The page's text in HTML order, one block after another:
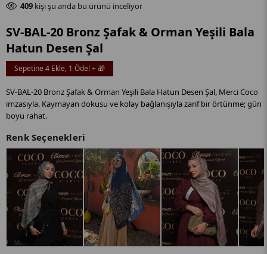
409 kişi şu anda bu ürünü inceliyor
SV-BAL-20 Bronz Şafak & Orman Yeşili Bala
Hatun Desen Şal
Sepetine 4 Ekle, 1 Öde! + 🎁
SV-BAL-20 Bronz Şafak & Orman Yeşili Bala Hatun Desen Şal, Merci Coco
imzasıyla. Kaymayan dokusu ve kolay bağlanışıyla zarif bir örtünme; gün
boyu rahat.
Renk Seçenekleri